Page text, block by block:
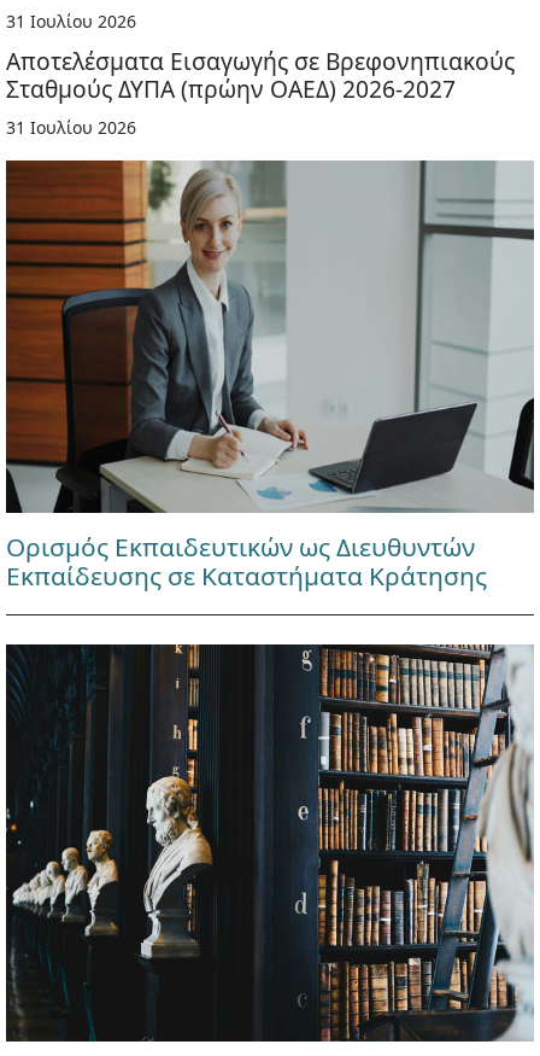
31 Ιουλίου 2026
Αποτελέσματα Εισαγωγής σε Βρεφονηπιακούς
Σταθμούς ΔΥΠΑ (πρώην ΟΑΕΔ) 2026-2027
31 Ιουλίου 2026
Ορισμός Εκπαιδευτικών ως Διευθυντών
Εκπαίδευσης σε Καταστήματα Κράτησης